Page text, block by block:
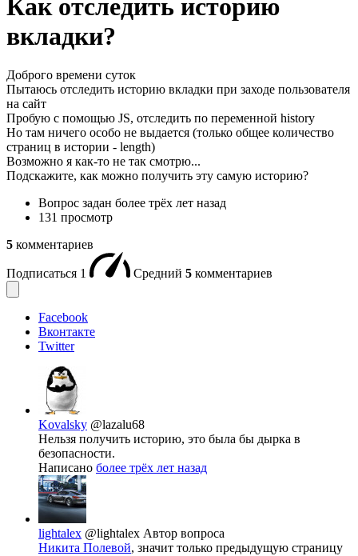
Как отследить историю
вкладки?
Доброго времени суток
Пытаюсь отследить историю вкладки при заходе пользователя
на сайт
Пробую с помощью JS, отследить по переменной history
Но там ничего особо не выдается (только общее количество
страниц в истории - length)
Возможно я как-то не так смотрю...
Подскажите, как можно получить эту самую историю?
Вопрос задан более трёх лет назад
131 просмотр
5 комментариев
Подписаться 1 Средний 5 комментариев
Facebook
Вконтакте
Twitter
Kovalsky @lazalu68
Нельзя получить историю, это была бы дырка в
безопасности.
Написано более трёх лет назад
lightalex @lightalex Автор вопроса
Никита Полевой, значит только предыдущую страницу